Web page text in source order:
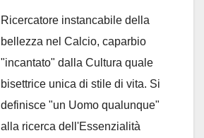
Ricercatore instancabile della
bellezza nel Calcio, caparbio
"incantato" dalla Cultura quale
bisettrice unica di stile di vita. Si
definisce "un Uomo qualunque"
alla ricerca dell'Essenzialità